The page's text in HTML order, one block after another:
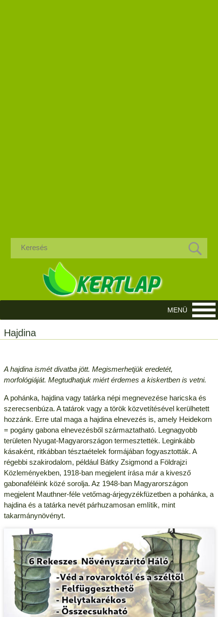
Hajdina
A hajdina ismét divatba jött. Megismerhetjük eredetét,
morfológiáját. Megtudhatjuk miért érdemes a kiskertben is vetni.
A pohánka, hajdina vagy tatárka népi megnevezése haricska és
szerecsenbúza. A tatárok vagy a török közvetítésével kerülhetett
hozzánk. Erre utal maga a hajdina elnevezés is, amely Heidekorn
= pogány gabona elnevezésből származtatható. Legnagyobb
területen Nyugat-Magyarországon termesztették. Leginkább
kásaként, ritkábban tésztaételek formájában fogyasztották. A
régebbi szakirodalom, például Bátky Zsigmond a Földrajzi
Közleményekben, 1918-ban megjelent írása már a kivesző
gabonaféléink közé sorolja. Az 1948-ban Magyarországon
megjelent Mauthner-féle vetőmag-árjegyzékfüzetben a pohánka, a
hajdina és a tatárka nevét párhuzamosan említik, mint
takarmánynövényt.